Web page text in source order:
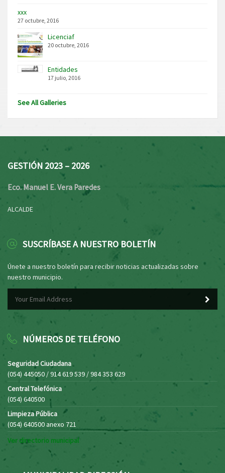
xxx
27 octubre, 2016
Licenciaf
20 octubre, 2016
Entidades
17 julio, 2016
See All Galleries
GESTIÓN 2023 – 2026
Eco. Manuel E. Vera Paredes
ALCALDE
SUSCRÍBASE A NUESTRO BOLETÍN
Únete a nuestro boletín para recibir noticias actualizadas sobre
nuestro municipio.
NÚMEROS DE TELÉFONO
Seguridad Ciudadana
(054) 445050 / 914 619 539 / 984 353 629
Central Telefónica
(054) 640500
Limpieza Pública
(054) 640500 anexo 721
Ver directorio municipal